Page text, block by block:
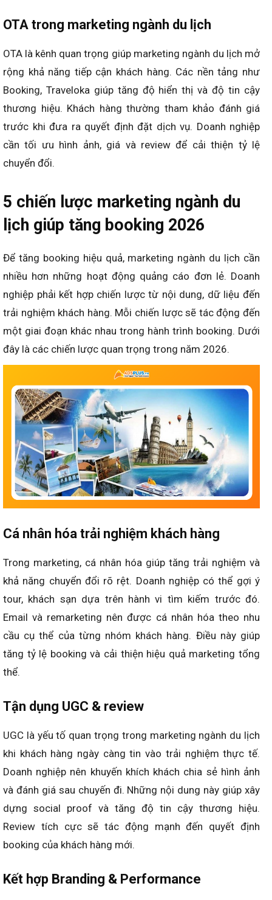
OTA trong marketing ngành du lịch
OTA là kênh quan trọng giúp marketing ngành du lịch mở
rộng khả năng tiếp cận khách hàng. Các nền tảng như
Booking, Traveloka giúp tăng độ hiển thị và độ tin cậy
thương hiệu. Khách hàng thường tham khảo đánh giá
trước khi đưa ra quyết định đặt dịch vụ. Doanh nghiệp
cần tối ưu hình ảnh, giá và review để cải thiện tỷ lệ
chuyển đổi.
5 chiến lược marketing ngành du
lịch giúp tăng booking 2026
Để tăng booking hiệu quả, marketing ngành du lịch cần
nhiều hơn những hoạt động quảng cáo đơn lẻ. Doanh
nghiệp phải kết hợp chiến lược từ nội dung, dữ liệu đến
trải nghiệm khách hàng. Mỗi chiến lược sẽ tác động đến
một giai đoạn khác nhau trong hành trình booking. Dưới
đây là các chiến lược quan trọng trong năm 2026.
Cá nhân hóa trải nghiệm khách hàng
Trong marketing, cá nhân hóa giúp tăng trải nghiệm và
khả năng chuyển đổi rõ rệt. Doanh nghiệp có thể gợi ý
tour, khách sạn dựa trên hành vi tìm kiếm trước đó.
Email và remarketing nên được cá nhân hóa theo nhu
cầu cụ thể của từng nhóm khách hàng. Điều này giúp
tăng tỷ lệ booking và cải thiện hiệu quả marketing tổng
thể.
Tận dụng UGC & review
UGC là yếu tố quan trọng trong marketing ngành du lịch
khi khách hàng ngày càng tin vào trải nghiệm thực tế.
Doanh nghiệp nên khuyến khích khách chia sẻ hình ảnh
và đánh giá sau chuyến đi. Những nội dung này giúp xây
dựng social proof và tăng độ tin cậy thương hiệu.
Review tích cực sẽ tác động mạnh đến quyết định
booking của khách hàng mới.
Kết hợp Branding & Performance